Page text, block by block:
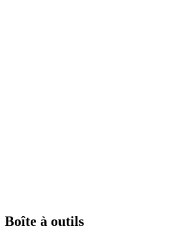
Boîte à outils